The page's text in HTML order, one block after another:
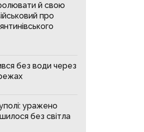
й свою
про
без води через
уражено
без світла